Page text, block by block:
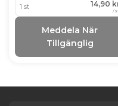
1 st 14,90
/
Meddela När
Tillgänglig